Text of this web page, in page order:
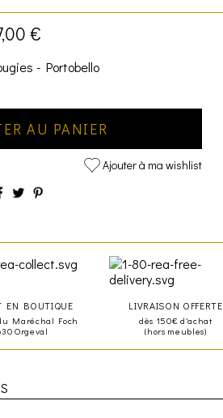
€
- Portobello
AU PANIER
Ajouter à ma wishlist
EN BOUTIQUE
Maréchal Foch
Orgeval
LIVRAISON OFFERTE
dès 150€ d'achat
(hors meubles)